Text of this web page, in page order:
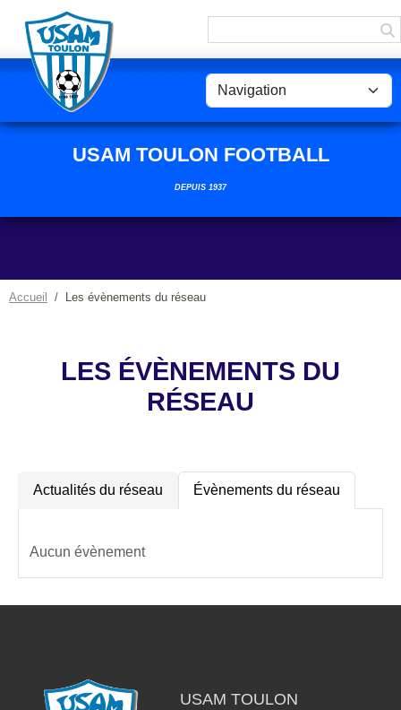
USAM TOULON FOOTBALL
DEPUIS 1937
Accueil Les évènements du réseau
LES ÉVÈNEMENTS DU
RÉSEAU
Actualités du réseau Évènements du réseau
Aucun évènement
USAM TOULON
Panneau de gestion des cookies